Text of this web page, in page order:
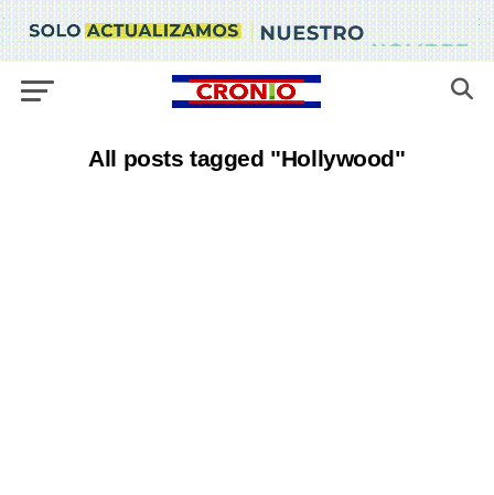
All posts tagged "Hollywood"